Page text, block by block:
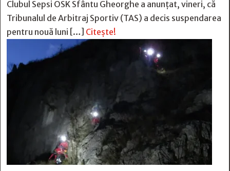
Clubul Sepsi OSK Sfântu Gheorghe a anunțat, vineri, că
Tribunalul de Arbitraj Sportiv (TAS) a decis suspendarea
pentru nouă luni […] Citește!